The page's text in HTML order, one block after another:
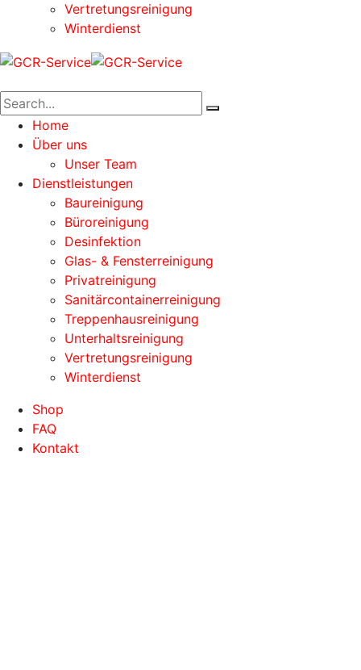
Vertretungsreinigung
Winterdienst
Home
Über uns
Unser Team
Dienstleistungen
Baureinigung
Büroreinigung
Desinfektion
Glas- & Fensterreinigung
Privatreinigung
Sanitärcontainerreinigung
Treppenhausreinigung
Unterhaltsreinigung
Vertretungsreinigung
Winterdienst
Shop
FAQ
Kontakt